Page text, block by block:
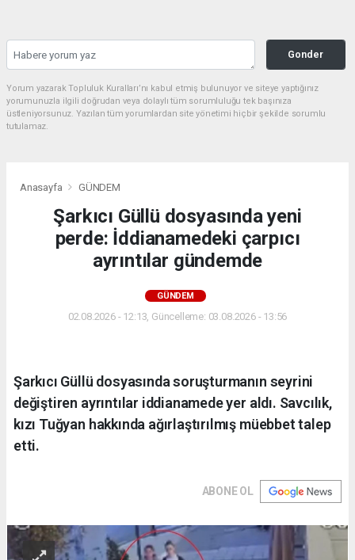
Gonder
Yorum yazarak Topluluk Kuralları’nı kabul etmiş bulunuyor ve siteye yaptığınız
yorumunuzla ilgili doğrudan veya dolaylı tüm sorumluluğu tek başınıza
üstleniyorsunuz. Yazılan tüm yorumlardan site yönetimi hiçbir şekilde sorumlu
tutulamaz.
Anasayfa GÜNDEM
Şarkıcı Güllü dosyasında yeni
perde: İddianamedeki çarpıcı
ayrıntılar gündemde
GÜNDEM
02.08.2026 - 12:13, Güncelleme: 03.08.2026 - 13:56
Şarkıcı Güllü dosyasında soruşturmanın seyrini
değiştiren ayrıntılar iddianamede yer aldı. Savcılık,
kızı Tuğyan hakkında ağırlaştırılmış müebbet talep
etti.
ABONE OL